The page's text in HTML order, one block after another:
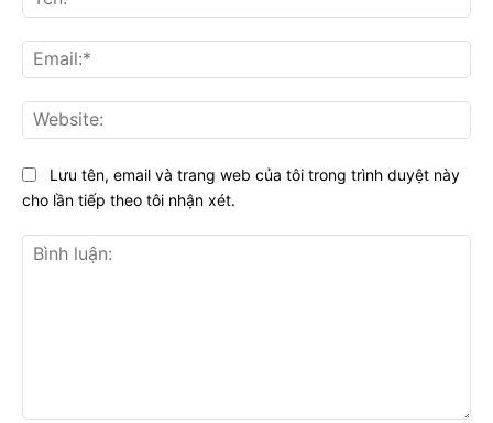
Lưu tên, email và trang web của tôi trong trình duyệt này
cho lần tiếp theo tôi nhận xét.